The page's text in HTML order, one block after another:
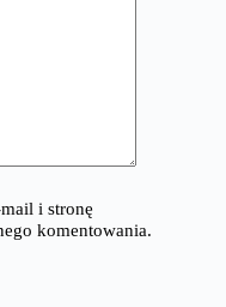
i stronę
komentowania.